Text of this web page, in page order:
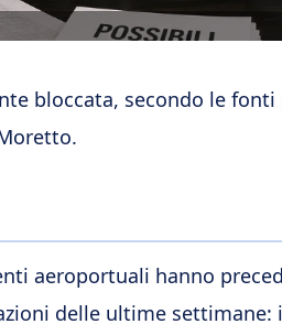
bloccata, secondo le fonti
aeroportuali hanno
delle ultime settimane: